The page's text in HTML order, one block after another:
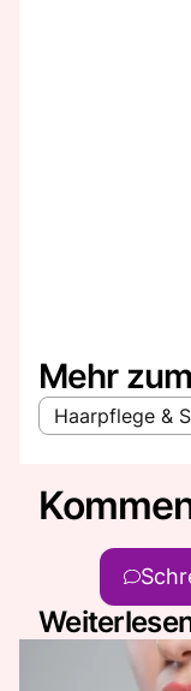
Mehr
Haarpflege &